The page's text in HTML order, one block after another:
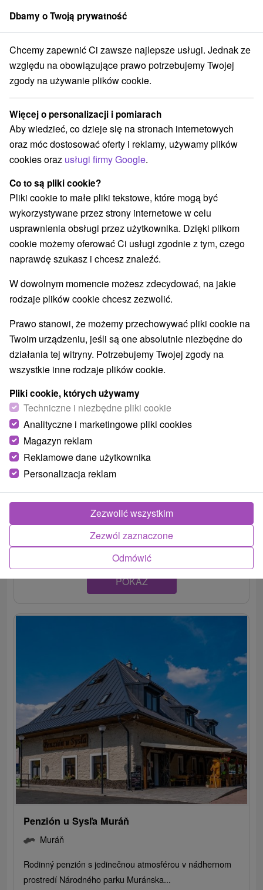
członek grupySorger
Penzióny Stredné Slovensko Banskobystrický kraj Muráň
Penzióny Muráň
Kategorie
Wszystkie kategorie
Chaty na prenájom(3)
Drevenice(1) Penzióny (3)
Wybierz lokalizację lub datę
WSZYSTKO NAJTAŃSZE NAJDROŻSZE NA
Apartmány Planina Predná Hora Muráň
Muráň
Apartmánové domčeky v alpskom štýle v obľúbenom
rezorte Predná Hora. Na prenájom sú...
POKAZ
Penzión u Sysľa Muráň
Muráň
Rodinný penzión s jedinečnou atmosférou v nádhernom
prostredí Národného parku Muránska...
Dbamy o Twoją prywatność
Chcemy zapewnić Ci zawsze najlepsze usługi. Jednak ze
względu na obowiązujące prawo potrzebujemy Twojej
zgody na używanie plików cookie.
Więcej o personalizacji i pomiarach
Aby wiedzieć, co dzieje się na stronach internetowych
oraz móc dostosować oferty i reklamy, używamy plików
cookies oraz usługi firmy Google.
Co to są pliki cookie?
Pliki cookie to małe pliki tekstowe, które mogą być
wykorzystywane przez strony internetowe w celu
usprawnienia obsługi przez użytkownika. Dzięki plikom
cookie możemy oferować Ci usługi zgodnie z tym, czego
naprawdę szukasz i chcesz znaleźć.
W dowolnym momencie możesz zdecydować, na jakie
rodzaje plików cookie chcesz zezwolić.
Prawo stanowi, że możemy przechowywać pliki cookie na
Twoim urządzeniu, jeśli są one absolutnie niezbędne do
działania tej witryny. Potrzebujemy Twojej zgody na
wszystkie inne rodzaje plików cookie.
Pliki cookie, których używamy
Techniczne i niezbędne pliki cookie
Analityczne i marketingowe pliki cookies
Magazyn reklam
Reklamowe dane użytkownika
Personalizacja reklam
Odmówić
Zezwól zaznaczone
Zezwolić wszystkim